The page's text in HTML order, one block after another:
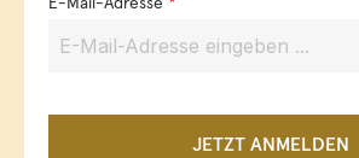
JETZT ANMELDEN